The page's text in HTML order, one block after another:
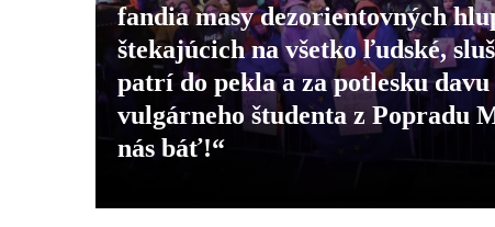
fandia masy dezorientovných
štekajúcich na všetko ľudské,
patrí do pekla a za potlesku
vulgárneho študenta z Popradu
nás báť!“